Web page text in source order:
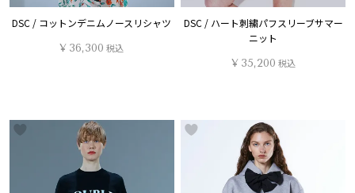
DSC / コットンデニムノースリシャツ
¥ 36,300 税込
DSC / ハート刺繍パフスリーブサマー
ニット
¥ 35,200 税込